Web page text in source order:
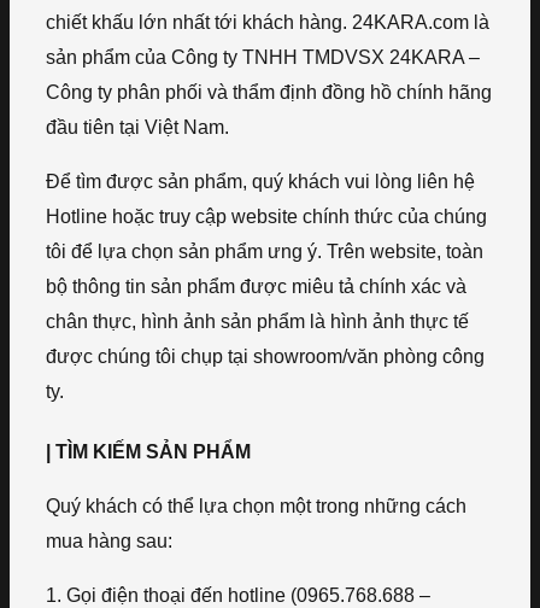
chiết khấu lớn nhất tới khách hàng. 24KARA.com là
sản phẩm của Công ty TNHH TMDVSX 24KARA –
Công ty phân phối và thẩm định đồng hồ chính hãng
đầu tiên tại Việt Nam.
Để tìm được sản phẩm, quý khách vui lòng liên hệ
Hotline hoặc truy cập website chính thức của chúng
tôi để lựa chọn sản phẩm ưng ý. Trên website, toàn
bộ thông tin sản phẩm được miêu tả chính xác và
chân thực, hình ảnh sản phẩm là hình ảnh thực tế
được chúng tôi chụp tại showroom/văn phòng công
ty.
| TÌM KIẾM SẢN PHẨM
Quý khách có thể lựa chọn một trong những cách
mua hàng sau:
1. Gọi điện thoại đến hotline (0965.768.688 –